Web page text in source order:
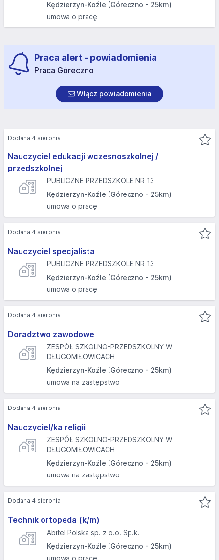
Kędzierzyn-Koźle (Góreczno - 25km)
umowa o pracę
Praca alert - powiadomienia
Praca Góreczno
Włącz powiadomienia
Nauczyciel edukacji wczesnoszkolnej /
przedszkolnej
PUBLICZNE PRZEDSZKOLE NR 13
Kędzierzyn-Koźle (Góreczno - 25km)
umowa o pracę
Dodana 4 sierpnia
Nauczyciel specjalista
PUBLICZNE PRZEDSZKOLE NR 13
Kędzierzyn-Koźle (Góreczno - 25km)
umowa o pracę
Dodana 4 sierpnia
Doradztwo zawodowe
ZESPÓŁ SZKOLNO-PRZEDSZKOLNY W
DŁUGOMIŁOWICACH
Kędzierzyn-Koźle (Góreczno - 25km)
umowa na zastępstwo
Dodana 4 sierpnia
Nauczyciel/ka religii
ZESPÓŁ SZKOLNO-PRZEDSZKOLNY W
DŁUGOMIŁOWICACH
Kędzierzyn-Koźle (Góreczno - 25km)
umowa na zastępstwo
Dodana 4 sierpnia
Technik ortopeda (k/m)
Abitel Polska sp. z o.o. Sp.k.
Kędzierzyn-Koźle (Góreczno - 25km)
umowa o pracę
Dodana 4 sierpnia